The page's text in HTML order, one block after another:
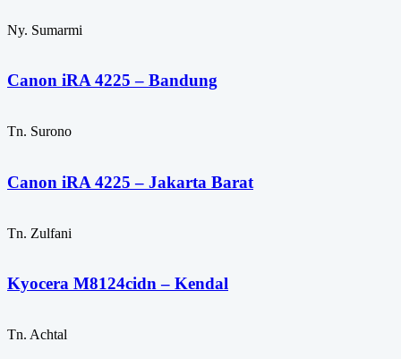
Ny. Sumarmi
Canon iRA 4225 – Bandung
Tn. Surono
Canon iRA 4225 – Jakarta Barat
Tn. Zulfani
Kyocera M8124cidn – Kendal
Tn. Achtal